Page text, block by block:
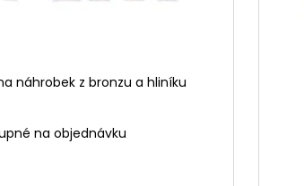
náhrobek z bronzu a hliníku
na objednávku